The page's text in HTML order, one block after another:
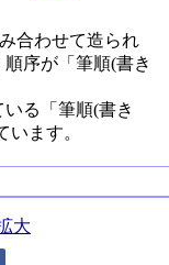
合わせて造られ
序が「筆順(書き
る「筆順(書き
ます。
大